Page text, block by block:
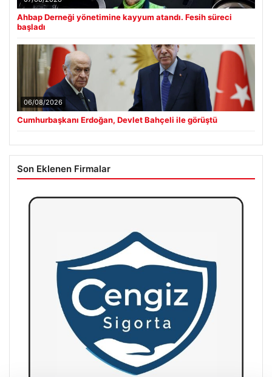
Ahbap Derneği yönetimine kayyum atandı. Fesih süreci
başladı
06/08/2026
Cumhurbaşkanı Erdoğan, Devlet Bahçeli ile görüştü
Son Eklenen Firmalar